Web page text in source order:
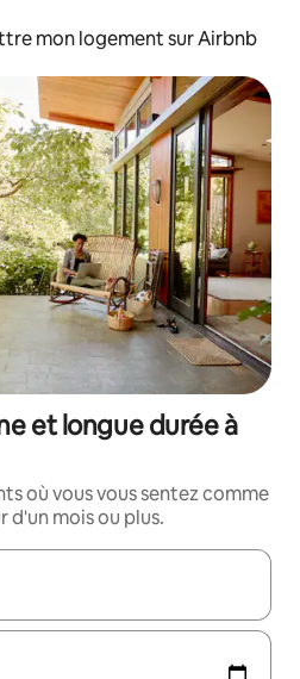
mon logement sur Airbnb
et longue durée à
où vous vous sentez comme
d'un mois ou plus.
utilisez les flèches vers le